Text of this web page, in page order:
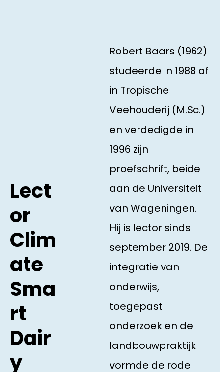
Lect
or
Clim
ate
Sma
rt
Dair
y
Robert Baars (1962)
studeerde in 1988 af
in Tropische
Veehouderij (M.Sc.)
en verdedigde in
1996 zijn
proefschrift, beide
aan de Universiteit
van Wageningen.
Hij is lector sinds
september 2019. De
integratie van
onderwijs,
toegepast
onderzoek en de
landbouwpraktijk
vormde de rode